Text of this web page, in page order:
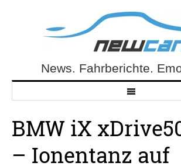
NewCarz.deNews. Fahrberichte.
BMW iX
– Ionentanz auf